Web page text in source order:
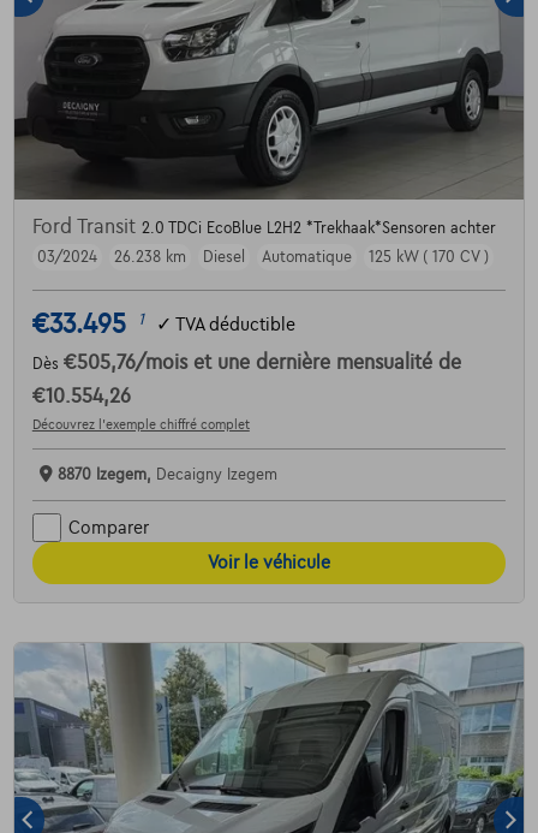
Ford Transit 2.0 TDCi EcoBlue L2H2 *Trekhaak*Sensoren achter
03/2024
26.238 km Diesel Automatique 125 kW ( 170 CV )
€33.495 1 ✓ TVA déductible
Dès €505,76/mois et une dernière mensualité de
€10.554,26
Découvrez l’exemple chiffré complet
8870 Izegem, Decaigny Izegem
Comparer
Voir le véhicule